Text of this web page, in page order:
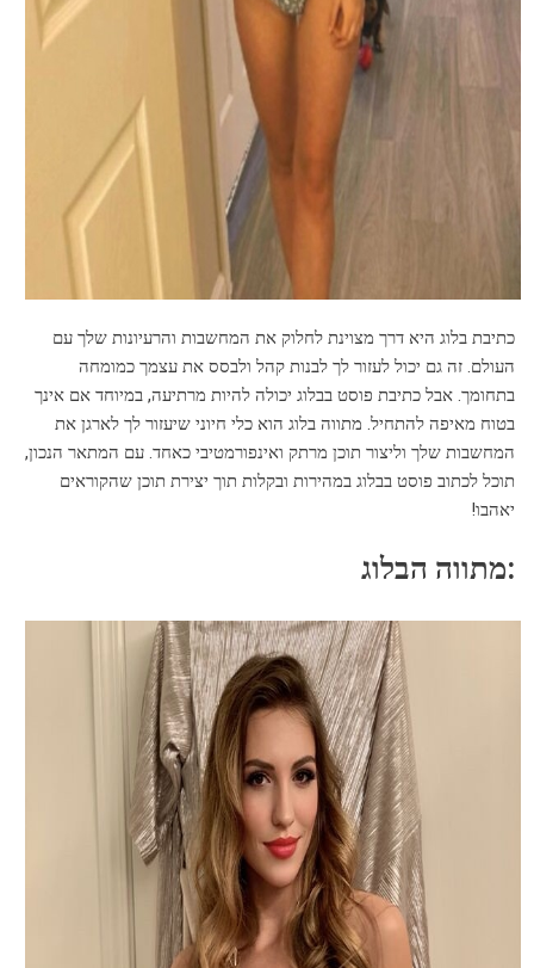
כתיבת בלוג היא דרך מצוינת לחלוק את המחשבות והרעיונות שלך עם
העולם. זה גם יכול לעזור לך לבנות קהל ולבסס את עצמך כמומחה
בתחומך. אבל כתיבת פוסט בבלוג יכולה להיות מרתיעה, במיוחד אם אינך
בטוח מאיפה להתחיל. מתווה בלוג הוא כלי חיוני שיעזור לך לארגן את
המחשבות שלך וליצור תוכן מרתק ואינפורמטיבי כאחד. עם המתאר הנכון,
תוכל לכתוב פוסט בבלוג במהירות ובקלות תוך יצירת תוכן שהקוראים
יאהבו!
מתווה הבלוג: